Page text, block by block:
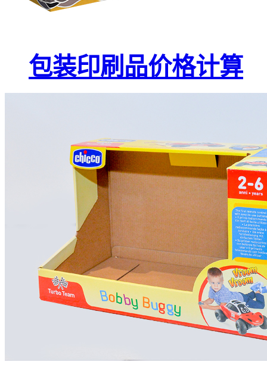
包装印刷品价格计算